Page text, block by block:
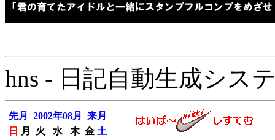
hns - 日記自動生成シス
先月 2002年08月
来月
日
月 火 水 木 金 土